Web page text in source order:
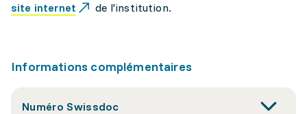
site internet
de l'institution.
Informations complémentaires
Numéro Swissdoc